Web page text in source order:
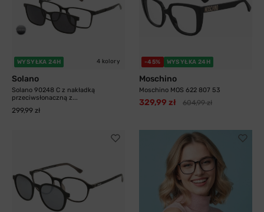
WYSYŁKA 24H 4 kolory
Solano
Solano 90248 C z nakładką
przeciwsłonaczną z...
299,99 zł
-45% WYSYŁKA 24H
Moschino
Moschino MOS 622 807 53
329,99 zł 604,99 zł